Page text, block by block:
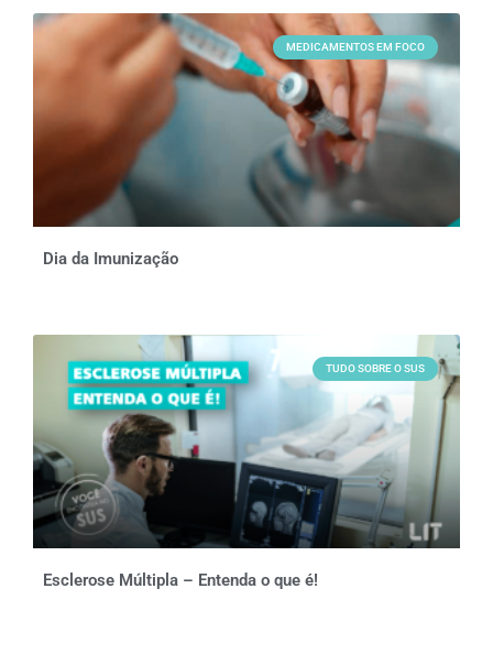
MEDICAMENTOS EM FOCO
Dia da Imunização
TUDO SOBRE O SUS
Esclerose Múltipla – Entenda o que é!